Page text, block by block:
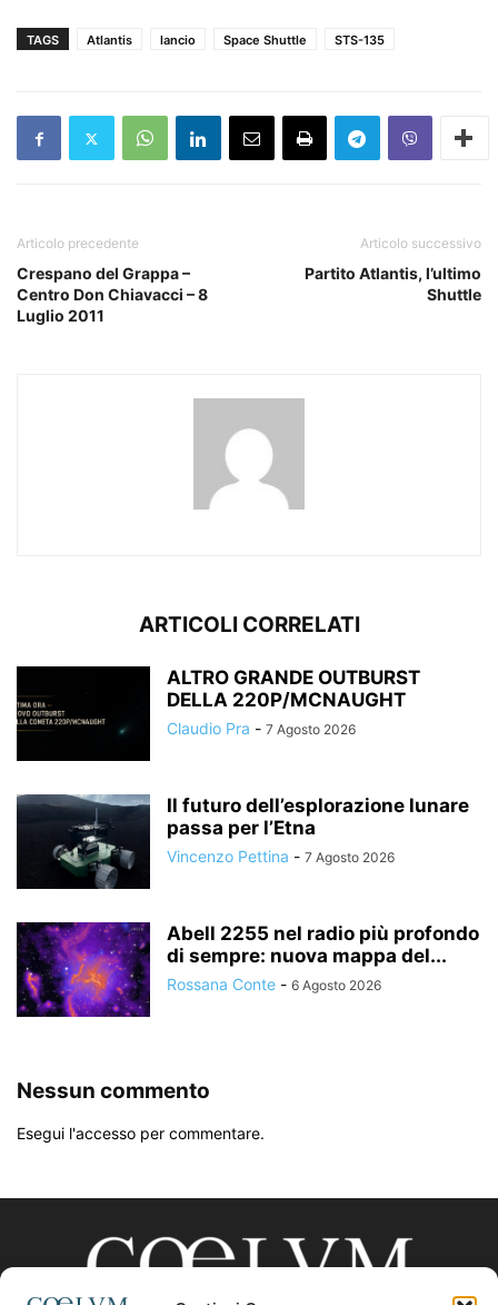
TAGS Atlantis lancio Space Shuttle STS-135
Articolo precedente
Crespano del Grappa –
Centro Don Chiavacci – 8
Luglio 2011
Articolo successivo
Partito Atlantis, l’ultimo
Shuttle
ARTICOLI CORRELATI
ALTRO GRANDE OUTBURST
DELLA 220P/MCNAUGHT
Claudio Pra - 7 Agosto 2026
Il futuro dell’esplorazione lunare
passa per l’Etna
Vincenzo Pettina - 7 Agosto 2026
Abell 2255 nel radio più profondo
di sempre: nuova mappa del...
Rossana Conte - 6 Agosto 2026
Nessun commento
Esegui l'accesso per commentare.